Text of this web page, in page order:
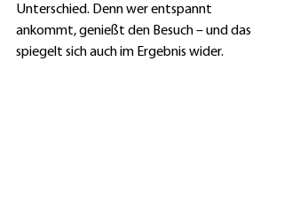
Unterschied. Denn wer entspannt
ankommt, genießt den Besuch – und das
spiegelt sich auch im Ergebnis wider.